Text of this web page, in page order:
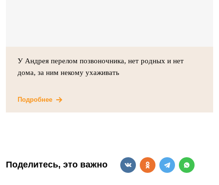
У Андрея перелом позвоночника, нет родных и нет
дома, за ним некому ухаживать
Подробнее
Поделитесь, это важно